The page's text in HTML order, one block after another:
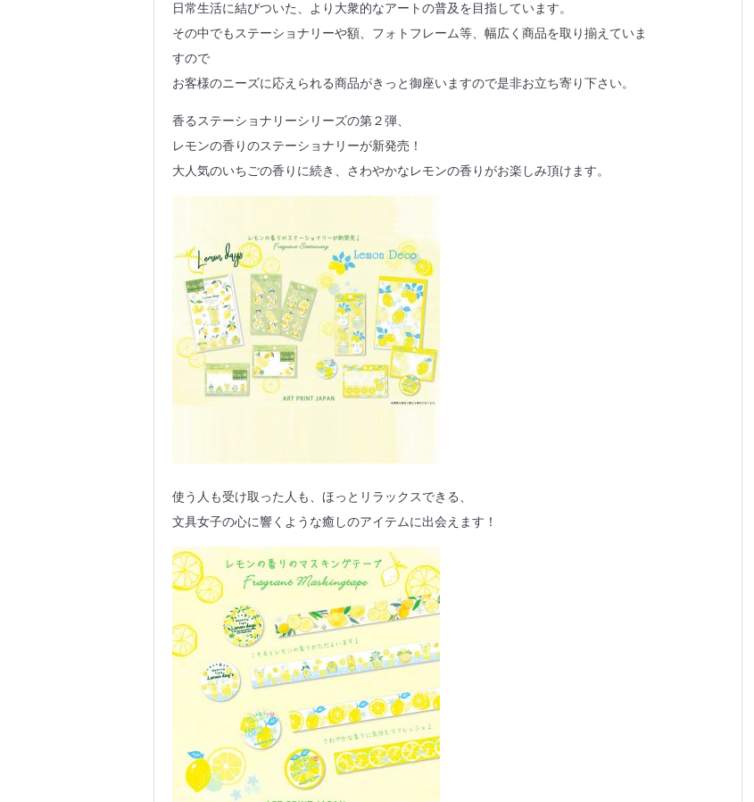
日常生活に結びついた、より大衆的なアートの普及を目指しています。
その中でもステーショナリーや額、フォトフレーム等、幅広く商品を取り揃えていま
すので
お客様のニーズに応えられる商品がきっと御座いますので是非お立ち寄り下さい。
香るステーショナリーシリーズの第２弾、
レモンの香りのステーショナリーが新発売！
大人気のいちごの香りに続き、さわやかなレモンの香りがお楽しみ頂けます。
使う人も受け取った人も、ほっとリラックスできる、
文具女子の心に響くような癒しのアイテムに出会えます！